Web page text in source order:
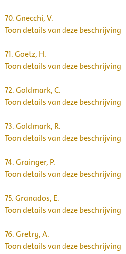
70.Gnecchi, V.
Toon details van deze beschrijving
71.Goetz, H.
Toon details van deze beschrijving
72.Goldmark, C.
Toon details van deze beschrijving
73.Goldmark, R.
Toon details van deze beschrijving
74.Grainger, P.
Toon details van deze beschrijving
75.Granados, E.
Toon details van deze beschrijving
76.Gretry, A.
Toon details van deze beschrijving